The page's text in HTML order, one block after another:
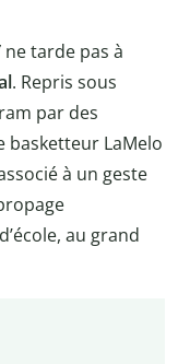
ne tarde pas à
. Repris sous
par des
basketteur LaMelo
à un geste
au grand